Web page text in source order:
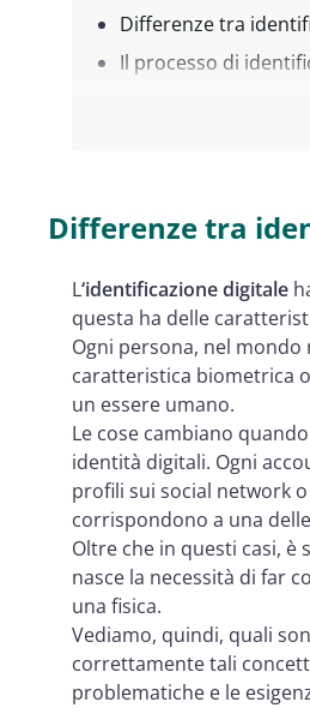
Differenze tra
Il processo di
I tre componenti
Differenze tra
L‘identificazione digitale
questa ha delle
Ogni persona, nel
caratteristica biometrica
un essere umano.
Le cose cambiano
identità digitali. Ogni
profili sui social network
corrispondono a una
Oltre che in questi casi,
nasce la necessità di far
una fisica.
Vediamo, quindi, quali
correttamente tali
problematiche e le